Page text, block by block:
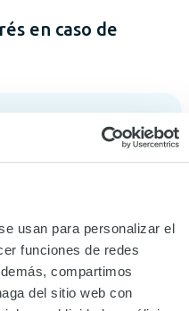
usan para personalizar el
funciones de redes
compartimos
del sitio web con
en caso de
de siniestro
al asegurado
caso y al asegurador le
o circunstancias